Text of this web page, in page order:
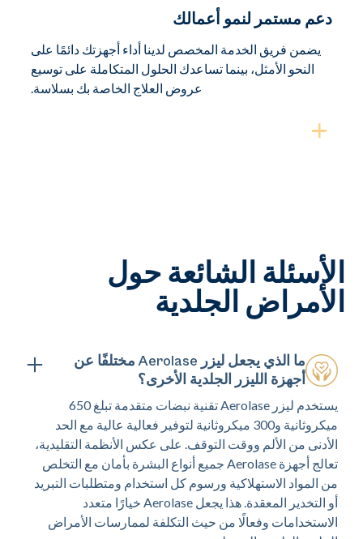
دعم مستمر لنمو أعمالك
يضمن فريق الخدمة المخصص لدينا أداء أجهزتك دائمًا على
النحو الأمثل، بينما تساعدك الحلول المتكاملة على توسيع
عروض العلاج الخاصة بك بسلاسة.
الأسئلة الشائعة حول
الأمراض الجلدية
ما الذي يجعل ليزر Aerolase مختلفًا عن
أجهزة الليزر الجلدية الأخرى؟
يستخدم ليزر Aerolase تقنية نبضات متقدمة تبلغ 650
ميكروثانية و300 ميكروثانية لتوفير فعالية عالية مع الحد
الأدنى من الألم ووقت التوقف. على عكس الأنظمة التقليدية،
تعالج أجهزة Aerolase جميع أنواع البشرة بأمان مع التخلص
من المواد الاستهلاكية ورسوم كل استخدام ومتطلبات التبريد
أو التخدير المعقدة. هذا يجعل Aerolase خيارًا متعدد
الاستخدامات وفعالًا من حيث التكلفة لممارسات الأمراض